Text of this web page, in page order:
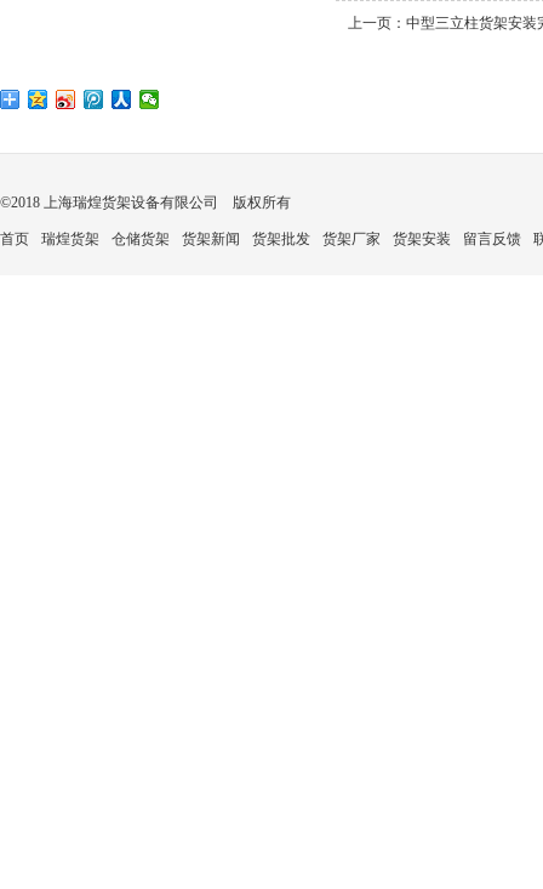
上一页： 中型三立柱货架安装
©2018 上海瑞煌货架设备有限公司 版权所有
首页 瑞煌货架 仓储货架 货架新闻 货架批发 货架厂家 货架安装 留言反馈